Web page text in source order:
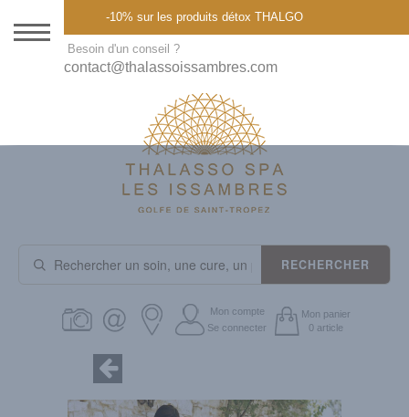
DESTINATION
THALASSO SPA
CURES ET FORFAITS
SOINS À LA CARTE
ABONNEMENTS
PROMOS
-10% sur les produits détox THALGO
Besoin d'un conseil ?
contact@thalassoissambres.com
RECHERCHER
Mon compte
Se connecter
Mon panier
0 article